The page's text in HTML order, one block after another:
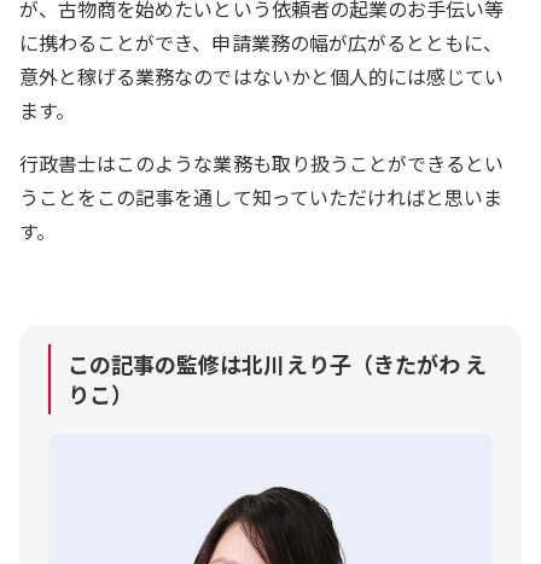
が、古物商を始めたいという依頼者の起業のお手伝い等
に携わることができ、申請業務の幅が広がるとともに、
意外と稼げる業務なのではないかと個人的には感じてい
ます。
行政書士はこのような業務も取り扱うことができるとい
うことをこの記事を通して知っていただければと思いま
す。
この記事の監修は北川えり子（きたがわ え
りこ）